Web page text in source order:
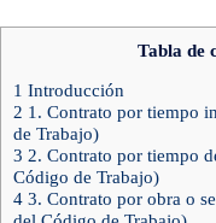
Tabla de
1 Introducción
2 1. Contrato por tiempo
de Trabajo)
3 2. Contrato por tiempo
Código de Trabajo)
4 3. Contrato por obra o